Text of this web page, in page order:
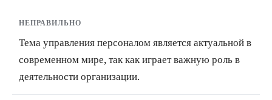
НЕПРАВИЛЬНО
Тема управления персоналом является актуальной в
современном мире, так как играет важную роль в
деятельности организации.